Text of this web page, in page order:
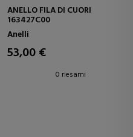
ANELLO FILA DI CUORI
163427C00
Anelli
53,00 €
0 riesami